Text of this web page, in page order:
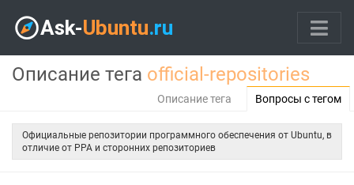
Описание тега official-repositories
Описание тега Вопросы с тегом
Официальные репозитории программного обеспечения от Ubuntu, в
отличие от PPA и сторонних репозиториев